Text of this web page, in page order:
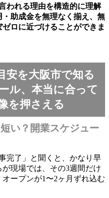
われる理由を構造的に理解
助成金を無理なく揃え、無
ロに近づけることができま
安を大阪市で知る
ル、本当に合って
を押さえる
い？開業スケジュー
完了」と聞くと、かなり早
現場では、その3週間だけ
ープンが1〜2ヶ月ずれ込む